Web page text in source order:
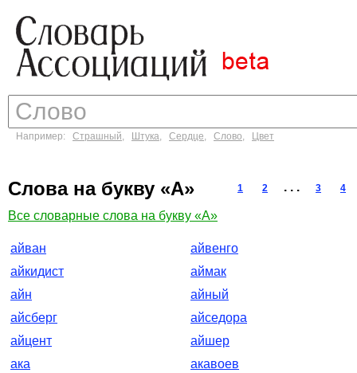
Например: Страшный, Штука, Сердце, Слово, Цвет
Слова на букву «А» 1 2 . . . 3 4
Все словарные слова на букву «А»
айван
айвенго
айкидист
аймак
айн
айный
айсберг
айседора
айцент
айшер
ака
акавоев